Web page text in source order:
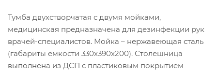
Тумба двухстворчатая с двумя мойками,
медицинская предназначена для дезинфекции рук
врачей-специалистов. Мойка – нержавеющая сталь
(габариты емкости 330х390х200). Столешница
выполнена из ДСП с пластиковым покрытием